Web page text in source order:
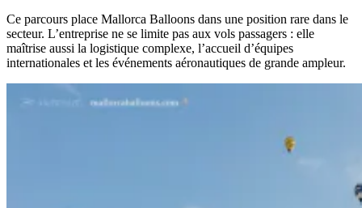
Ce parcours place Mallorca Balloons dans une position rare dans le
secteur. L’entreprise ne se limite pas aux vols passagers : elle
maîtrise aussi la logistique complexe, l’accueil d’équipes
internationales et les événements aéronautiques de grande ampleur.